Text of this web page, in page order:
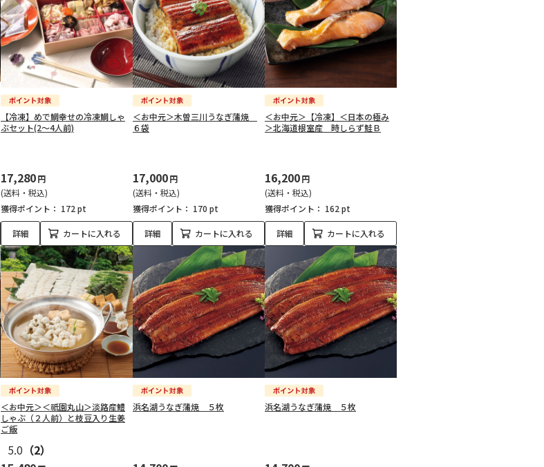
【冷凍】めで鯛幸せの冷凍鯛しゃ
ぶセット(2～4人前)
17,280円
(送料・税込)
獲得ポイント： 172 pt
詳細 カートに入れる
＜お中元＞木曽三川うなぎ蒲焼
６袋
17,000円
(送料・税込)
獲得ポイント： 170 pt
詳細 カートに入れる
＜お中元＞【冷凍】＜日本の極み
＞北海道根室産 時しらず鮭Ｂ
16,200円
(送料・税込)
獲得ポイント： 162 pt
詳細 カートに入れる
＜お中元＞＜祇園丸山＞淡路産鱧
しゃぶ（２人前）と枝豆入り生姜
ご飯
5.0 （2）
浜名湖うなぎ蒲焼 ５枚 浜名湖うなぎ蒲焼 ５枚